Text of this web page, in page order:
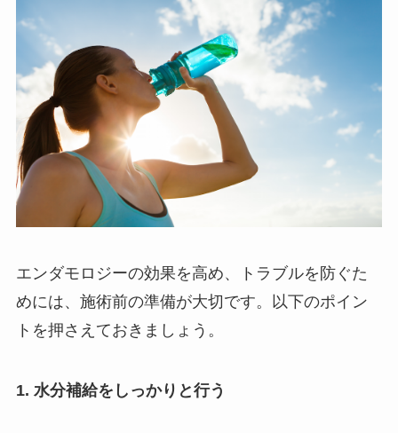
エンダモロジーの効果を高め、トラブルを防ぐた
めには、施術前の準備が大切です。以下のポイン
トを押さえておきましょう。
1. 水分補給をしっかりと行う